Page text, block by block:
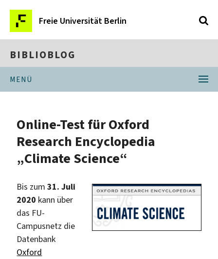
Freie Universität Berlin
BIBLIOBLOG
MENÜ
Online-Test für Oxford
Research Encyclopedia
„Climate Science“
Bis zum31. Juli
2020 kann über
das FU-
Campusnetz die
Datenbank
Oxford